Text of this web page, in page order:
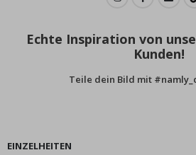
Echte Inspiration von
Kunden!
Teile dein Bild mit
EINZELHEITEN